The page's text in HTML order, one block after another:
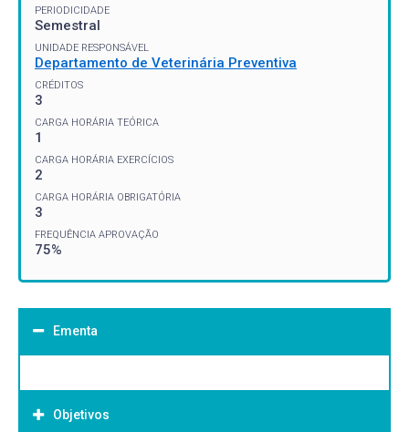
PERIODICIDADE
Semestral
UNIDADE RESPONSÁVEL
Departamento de Veterinária Preventiva
CRÉDITOS
3
CARGA HORÁRIA TEÓRICA
1
CARGA HORÁRIA EXERCÍCIOS
2
CARGA HORÁRIA OBRIGATÓRIA
3
FREQUÊNCIA APROVAÇÃO
75%
Ementa
Objetivos